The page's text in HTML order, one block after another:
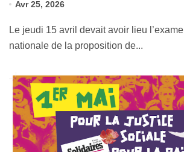
Avr 25, 2026
Le jeudi 15 avril devait avoir lieu l’examen à l’assemblée
nationale de la proposition de...